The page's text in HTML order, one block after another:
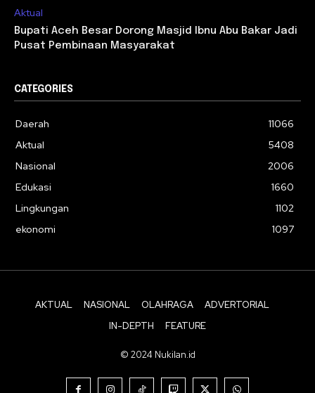
Aktual
Bupati Aceh Besar Dorong Masjid Ibnu Abu Bakar Jadi
Pusat Pembinaan Masyarakat
CATEGORIES
Daerah
11066
Aktual
5408
Nasional
2006
Edukasi
1660
Lingkungan
1102
ekonomi
1097
AKTUAL NASIONAL OLAHRAGA
ADVERTORIAL
IN-DEPTH
FEATURE
© 2024 Nukilan.id